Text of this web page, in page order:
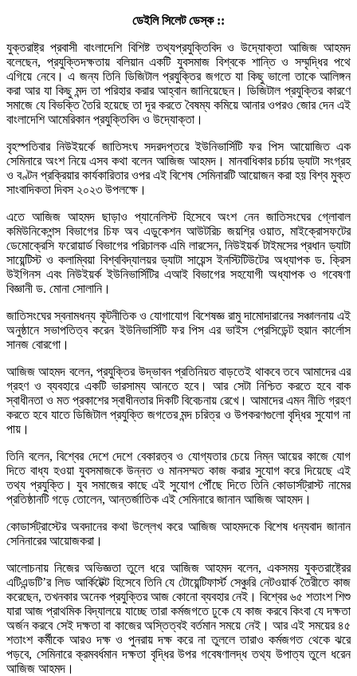
ডেইলি সিলেট ডেস্ক ::
যুক্তরাষ্ট্র প্রবাসী বাংলাদেশি বিশিষ্ট তথ্যপ্রযুক্তিবিদ ও উদ্যোক্তা আজিজ আহমদ
বলেছেন, প্রযুক্তিদক্ষতায় বলিয়ান একটি যুবসমাজ বিশ্বকে শান্তি ও সম্মৃদ্ধির পথে
এগিয়ে নেবে। এ জন্য তিনি ডিজিটাল প্রযুক্তির জগতে যা কিছু ভালো তাকে আলিঙ্গন
করা আর যা কিছু মন্দ তা পরিহার করার আহ্বান জানিয়েছেন। ডিজিটাল প্রযুক্তির কারণে
সমাজে যে বিভক্তি তৈরি হয়েছে তা দূর করতে বৈষম্য কমিয়ে আনার ওপরও জোর দেন এই
বাংলাদেশি আমেরিকান প্রযুক্তিবিদ ও উদ্যোক্তা।
বৃহস্পতিবার নিউইয়র্কে জাতিসংঘ সদরদপ্তরে ইউনিভার্সিটি ফর পিস আয়োজিত এক
সেমিনারে অংশ নিয়ে এসব কথা বলেন আজিজ আহমদ। মানবাধিকার চর্চায় ড্যাটা সংগ্রহ
ও বণ্টন প্রক্রিয়ার কার্যকারিতার ওপর এই বিশেষ সেমিনারটি আয়োজন করা হয় বিশ্ব মুক্ত
সাংবাদিকতা দিবস ২০২৩ উপলক্ষে।
এতে আজিজ আহমদ ছাড়াও প্যানেলিস্ট হিসেবে অংশ নেন জাতিসংঘের গ্লোবাল
কমিউনিকেশন্স বিভাগের চিফ অব এডুকেশন আউটরিচ জয়শ্রি ওয়াত, মাইক্রোসফটের
ডেমোক্রেসি ফরোয়ার্ড বিভাগের পরিচালক এমি লারসেন, নিউইয়র্ক টাইমসের প্রধান ড্যাটা
সায়েন্টিস্ট ও কলাম্বিয়া বিশ্ববিদ্যালয়র ড্যাটা সায়েন্স ইনস্টিটিউটের অধ্যাপক ড. ক্রিস
উইগিনস এবং নিউইয়র্ক ইউনিভার্সিটির এআই বিভাগের সহযোগী অধ্যাপক ও গবেষণা
বিজ্ঞানী ড. মোনা সোলানি।
জাতিসংঘের স্বনামধন্য কূটনীতিক ও যোগাযোগ বিশেষজ্ঞ রামু দামোদারানের সঞ্চালনায় এই
অনুষ্ঠানে সভাপতিত্ব করেন ইউনিভার্সিটি ফর পিস এর ভাইস প্রেসিডেন্ট হুয়ান কার্লোস
সানজ বোরগো।
আজিজ আহমদ বলেন, প্রযুক্তির উদ্ভাবন প্রতিনিয়ত বাড়তেই থাকবে তবে আমাদের এর
গ্রহণ ও ব্যবহারে একটি ভারসাম্য আনতে হবে। আর সেটা নিশ্চিত করতে হবে বাক
স্বাধীনতা ও মত প্রকাশের স্বাধীনতার দিকটি বিবেচনায় রেখে। আমাদের এমন নীতি গ্রহণ
করতে হবে যাতে ডিজিটাল প্রযুক্তি জগতের মন্দ চরিত্র ও উপকরণগুলো বৃদ্ধির সুযোগ না
পায়।
তিনি বলেন, বিশ্বের দেশে দেশে বেকারত্ব ও যোগ্যতার চেয়ে নিম্ন আয়ের কাজে যোগ
দিতে বাধ্য হওয়া যুবসমাজকে উন্নত ও মানসম্মত কাজ করার সুযোগ করে দিয়েছে এই
তথ্য প্রযুক্তি। যুব সমাজের কাছে এই সুযোগ পৌঁছে দিতে তিনি কোডার্সট্রাস্ট নামের
প্রতিষ্ঠানটি গড়ে তোলেন, আন্তর্জাতিক এই সেমিনারে জানান আজিজ আহমদ।
কোডার্সট্রাস্টের অবদানের কথা উল্লেখ করে আজিজ আহমদকে বিশেষ ধন্যবাদ জানান
সেনিনারের আয়োজকরা।
আলোচনায় নিজের অভিজ্ঞতা তুলে ধরে আজিজ আহমদ বলেন, একসময় যুক্তরাষ্ট্রের
এটিএন্ডটি’র লিড আর্কিটেক্ট হিসেবে তিনি যে টোয়েন্টিফার্স্ট সেঞ্চুরি নেটওয়ার্ক তৈরীতে কাজ
করেছেন, তখনকার অনেক প্রযুক্তির আজ কোনো ব্যবহার নেই। বিশ্বের ৬৫ শতাংশ শিশু
যারা আজ প্রাথমিক বিদ্যালয়ে যাচ্ছে তারা কর্মজগতে ঢুকে যে কাজ করবে কিংবা যে দক্ষতা
অর্জন করবে সেই দক্ষতা বা কাজের অস্তিত্বই বর্তমান সময়ে নেই। আর এই সময়ের ৪৫
শতাংশ কর্মীকে আরও দক্ষ ও পুনরায় দক্ষ করে না তুললে তারাও কর্মজগত থেকে ঝরে
পড়বে, সেমিনারে ক্রমবর্ধমান দক্ষতা বৃদ্ধির উপর গবেষণালদ্ধ তথ্য উপাত্য তুলে ধরেন
আজিজ আহমদ।